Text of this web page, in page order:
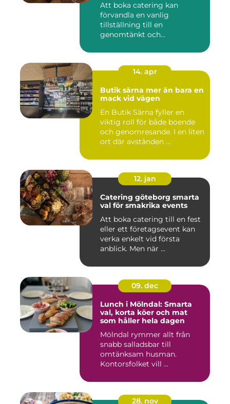
Att boka catering kan
förvandla en vanlig
tillställning till en
genomtänkt och
14. apr
Butik särna mer än bara en
mack vid vägen
En Butik Särna fyller en
viktig roll för både boende
och genomresande. I en liten
ort där avstånden ...
12. jan
Catering göteborg smarta
val för smakrika events
Att boka catering till en fest
eller ett företagsevent kan
verka enkelt vid första
anblick. Men när ...
09. dec
Lunch i Mölndal: Smarta
val, korta köer och mat
som håller hela dagen
Mölndal rymmer allt från
snabb salladsbar till
omtänksam husman.
Kontorsfolket vill ...
28. nov